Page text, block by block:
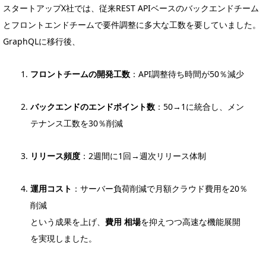
スタートアップX社では、従来REST APIベースのバックエンドチーム
とフロントエンドチームで要件調整に多大な工数を要していました。
GraphQLに移行後、
フロントチームの開発工数 ：API調整待ち時間が50％減少
バックエンドのエンドポイント数 ：50→1に統合し、メン
テナンス工数を30％削減
リリース頻度 ：2週間に1回→週次リリース体制
運用コスト ：サーバー負荷削減で月額クラウド費用を20％
削減
という成果を上げ、 費用 相場を抑えつつ高速な機能展開
を実現しました。